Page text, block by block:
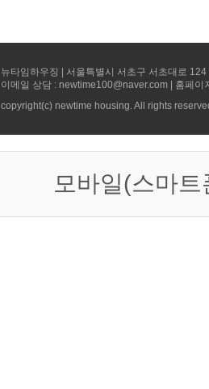
뉴타임하우징 | 서울특별시 서초구 서초대로
이메일 상담 : newtime100@naver.com | 홈페
copyright(c) newtime housing. All rights
모바일(스마